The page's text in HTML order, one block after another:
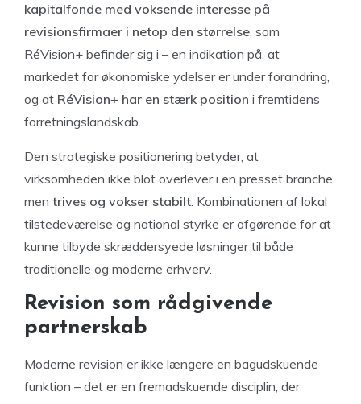
kapitalfonde med voksende interesse på
revisionsfirmaer i netop den størrelse, som
RéVision+ befinder sig i – en indikation på, at
markedet for økonomiske ydelser er under forandring,
og at RéVision+ har en stærk position i fremtidens
forretningslandskab.
Den strategiske positionering betyder, at
virksomheden ikke blot overlever i en presset branche,
men trives og vokser stabilt. Kombinationen af lokal
tilstedeværelse og national styrke er afgørende for at
kunne tilbyde skræddersyede løsninger til både
traditionelle og moderne erhverv.
Revision som rådgivende
partnerskab
Moderne revision er ikke længere en bagudskuende
funktion – det er en fremadskuende disciplin, der